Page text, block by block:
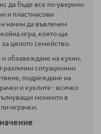
да бъде все по-уверено
и пластмасови
начин да въвлечем
игра, която ще
цялото семейство.
иобзавеждане на кухни,
различни ситуационни
подреждане на
и куклите - всичко
моменти в
играчки.